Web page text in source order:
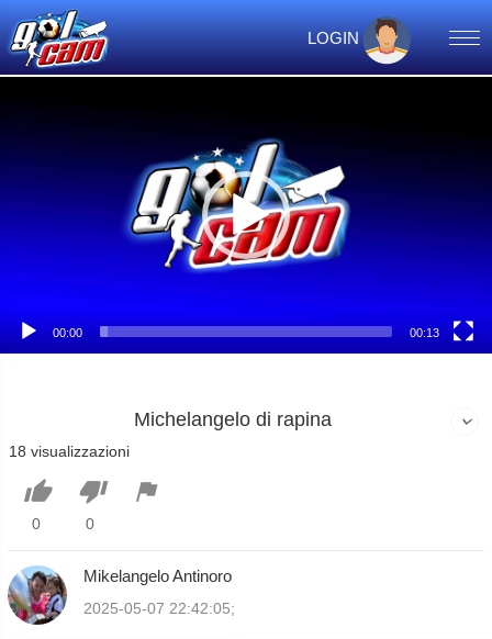
LOGIN
00:00 00:13
Michelangelo di rapina
18 visualizzazioni

0

0

Mikelangelo Antinoro
2025-05-07 22:42:05;